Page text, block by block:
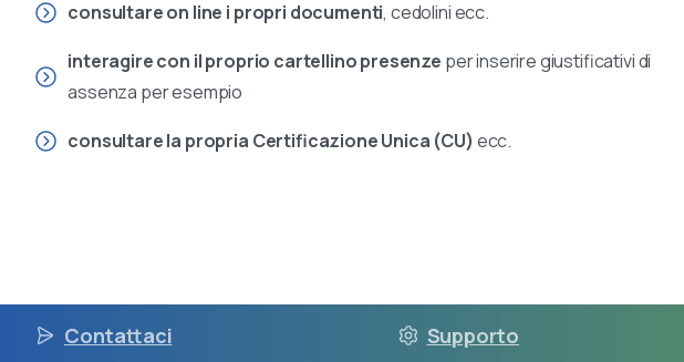
consultare on line i propri documenti, cedolini ecc.
interagire con il proprio cartellino presenze per inserire giustificativi di
assenza per esempio
consultare la propria Certificazione Unica (CU) ecc.
Contattaci Supporto